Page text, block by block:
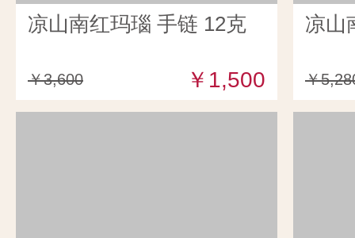
凉山南红玛瑙 手链 12克
￥3,600 ￥1,500
凉山
￥